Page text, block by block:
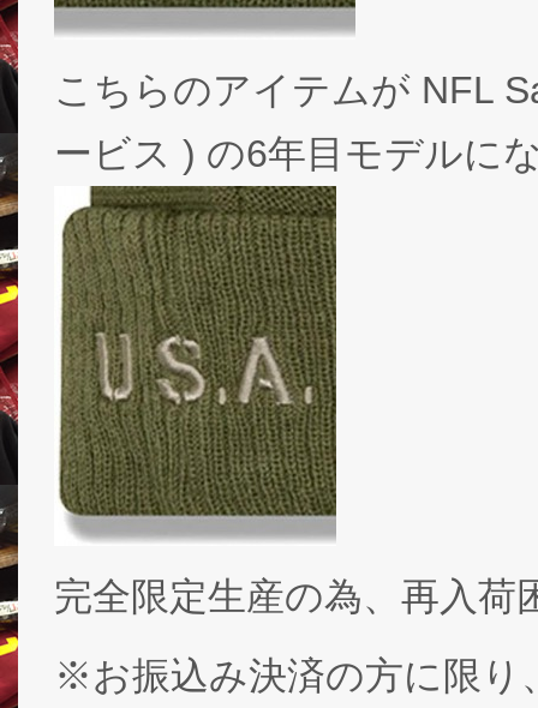
こちらのアイテムが NFL
ービス ) の6年目モデルに
完全限定生産の為、再入
※お振込み決済の方に限り